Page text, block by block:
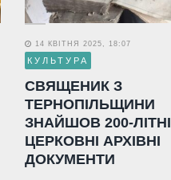
14 КВІТНЯ 2025, 18:07
КУЛЬТУРА
СВЯЩЕНИК З
ТЕРНОПІЛЬЩИНИ
ЗНАЙШОВ 200-ЛІТНІ
ЦЕРКОВНІ АРХІВНІ
ДОКУМЕНТИ